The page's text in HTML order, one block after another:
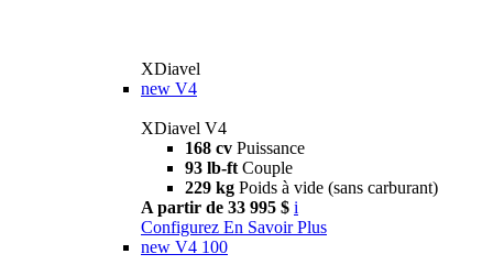
XDiavel
new V4
XDiavel V4
168 cv Puissance
93 lb-ft Couple
229 kg Poids à vide (sans carburant)
A partir de 33 995 $ i
Configurez En Savoir Plus
new V4 100